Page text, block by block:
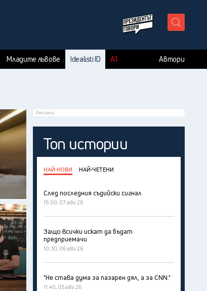
Младите лъвове Idealisti ID А1 Автори
Реклама
Топ истории
НАЙ-НОВИ НАЙ-ЧЕТЕНИ
След последния съдийски сигнал
15:00, 07 авг 26
Защо всички искат да бъдат
предприемачи
10:30, 06 авг 26
"Не става дума за пазарен дял, а за CNN."
11:40, 05 авг 26